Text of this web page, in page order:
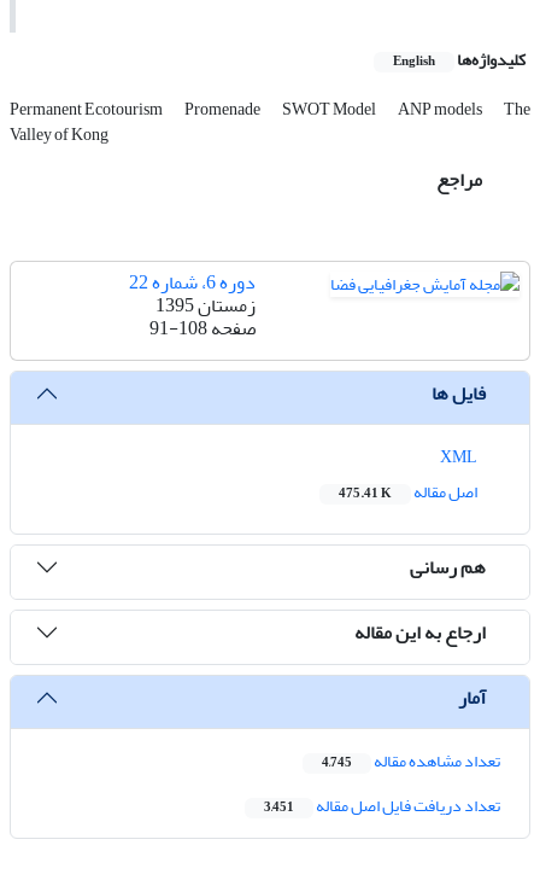
کلیدواژه‌ها English
Permanent Ecotourism Promenade SWOT Model ANP models The
Valley of Kong
مراجع
دوره 6، شماره 22
زمستان 1395
صفحه91-108
فایل ها
اصل مقاله
475.41 K
هم رسانی
ارجاع به این مقاله
آمار
تعداد مشاهده مقاله 4,745
تعداد دریافت فایل اصل مقاله 3,451